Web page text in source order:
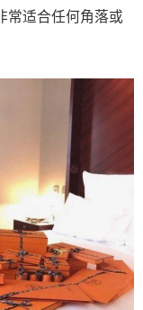
常适合任何角落或